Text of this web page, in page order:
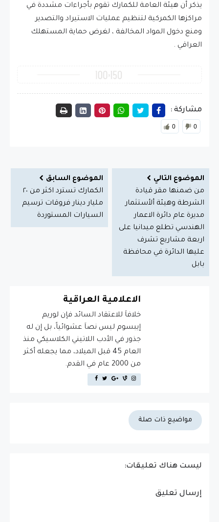
يذكر أن هيئة العامة للكمارك تقوم بأجراءات مشددة في
مراكزها الكمركية لتنظيم عمليات الاستيراد والتصدير
ومنع دخول المواد المخالفة ، لغرض حماية المستهلك
العراقي .
مشاركة :
0 0
الموضوع التالي
من ضمنها مقر قيادة
الشرطة وهيئة ألأستثمار
مديرة عام دائرة الاعمار
الهندسي تطلع ميدانيا على
اربعة مشاريع تشرف
عليها الدائرة في محافظة
بابل
الموضوع السابق
الكمارك تسترد اكثر من ٢٠
مليار دينار فروقات ترسيم
السيارات المستوردة
الاعلامية العراقية
خلافاَ للاعتقاد السائد فإن لوريم
إيبسوم ليس نصاَ عشوائياً، بل إن له
جذور في الأدب اللاتيني الكلاسيكي منذ
العام 45 قبل الميلاد، مما يجعله أكثر
من 2000 عام في القدم.
مواضيع ذات صلة
ليست هناك تعليقات:
إرسال تعليق